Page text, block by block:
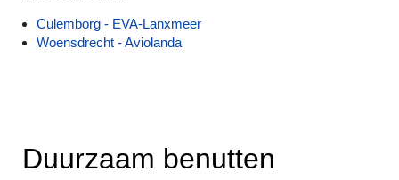
Culemborg - EVA-Lanxmeer
Woensdrecht - Aviolanda
Duurzaam benutten